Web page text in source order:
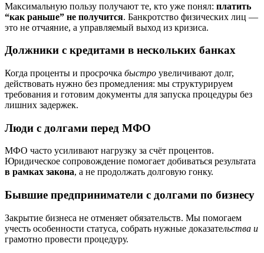
Максимальную пользу получают те, кто уже понял: платить
“как раньше” не получится. Банкротство физических лиц —
это не отчаяние, а управляемый выход из кризиса.
Должники с кредитами в нескольких банках
Когда проценты и просрочка быстро увеличивают долг,
действовать нужно без промедления: мы структурируем
требования и готовим документы для запуска процедуры без
лишних задержек.
Люди с долгами перед МФО
МФО часто усиливают нагрузку за счёт процентов.
Юридическое сопровождение помогает добиваться результата
в рамках закона, а не продолжать долговую гонку.
Бывшие предприниматели с долгами по бизнесу
Закрытие бизнеса не отменяет обязательств. Мы помогаем
учесть особенности статуса, собрать нужные доказательства и
грамотно провести процедуру.